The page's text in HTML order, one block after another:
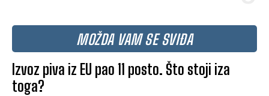
MOŽDA VAM SE SVIĐA
Izvoz piva iz EU pao 11 posto. Što stoji iza
toga?